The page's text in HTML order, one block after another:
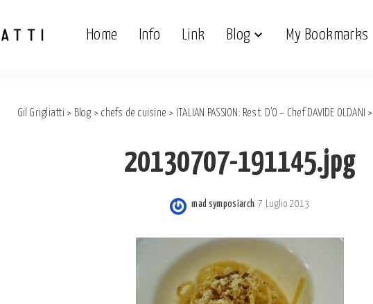
Home Info Link Blog My Bookmarks
Gil Grigliatti > Blog > chefs de cuisine > ITALIAN PASSION: Rest. D’O – Chef DAVIDE OLDANI >
20130707-191145.jpg
Posted
mad symposiarch 7 Luglio 2013